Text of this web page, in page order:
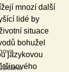
mnozí další
lidé by
situace
bohužel
jazykovou